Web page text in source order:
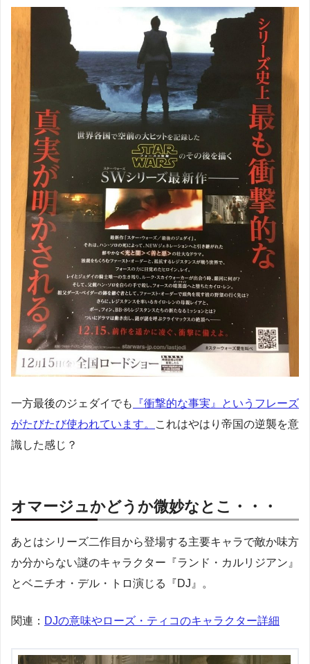
一方最後のジェダイでも
『衝撃的な事実』というフレーズ
がたびたび使われています。
これはやはり帝国の逆襲を意
識した感じ？
オマージュかどうか微妙なとこ・・・
あとはシリーズ二作目から登場する主要キャラで敵か味方
か分からない謎のキャラクター『ランド・カルリジアン』
とベニチオ・デル・トロ演じる『DJ』。
関連： DJの意味やローズ・ティコのキャラクター詳細